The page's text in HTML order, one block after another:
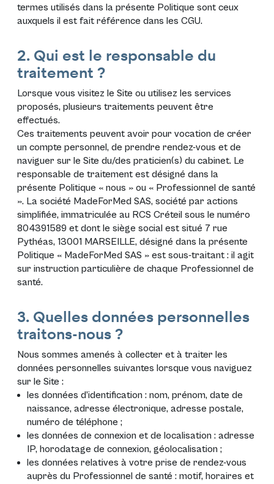
termes utilisés dans la présente Politique sont ceux
auxquels il est fait référence dans les CGU.
2. Qui est le responsable du
traitement ?
Lorsque vous visitez le Site ou utilisez les services
proposés, plusieurs traitements peuvent être
effectués.
Ces traitements peuvent avoir pour vocation de créer
un compte personnel, de prendre rendez-vous et de
naviguer sur le Site du/des praticien(s) du cabinet. Le
responsable de traitement est désigné dans la
présente Politique « nous » ou « Professionnel de santé
». La société MadeForMed SAS, société par actions
simplifiée, immatriculée au RCS Créteil sous le numéro
804391589 et dont le siège social est situé 7 rue
Pythéas, 13001 MARSEILLE, désigné dans la présente
Politique « MadeForMed SAS » est sous-traitant : il agit
sur instruction particulière de chaque Professionnel de
santé.
3. Quelles données personnelles
traitons-nous ?
Nous sommes amenés à collecter et à traiter les
données personnelles suivantes lorsque vous naviguez
sur le Site :
les données d’identification : nom, prénom, date de
naissance, adresse électronique, adresse postale,
numéro de téléphone ;
les données de connexion et de localisation : adresse
IP, horodatage de connexion, géolocalisation ;
les données relatives à votre prise de rendez-vous
auprès du Professionnel de santé : motif, horaires et